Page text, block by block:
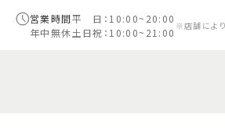
営業時間平 日：10:00~20:00
年中無休土日祝：10:00~21:00 ※店舗によ